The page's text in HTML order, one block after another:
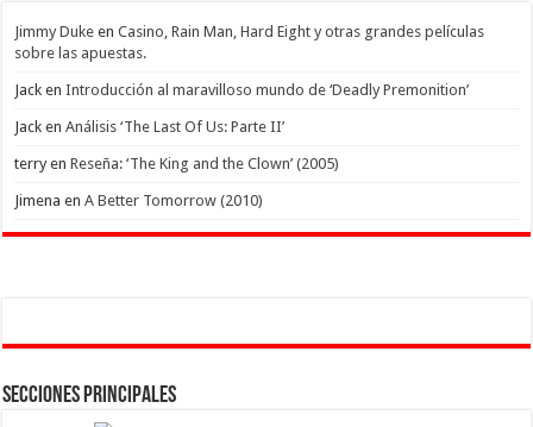
Jimmy Duke enCasino, Rain Man, Hard Eight y otras grandes películas
sobre las apuestas.
Jack enIntroducción al maravilloso mundo de ‘Deadly Premonition’
Jack enAnálisis ‘The Last Of Us: Parte II’
terryenReseña: ‘The King and the Clown’ (2005)
Jimena enA Better Tomorrow (2010)
Secciones Principales